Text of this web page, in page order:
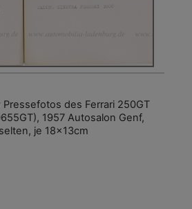
des Ferrari 250GT
1957 Autosalon Genf,
je 18x13cm